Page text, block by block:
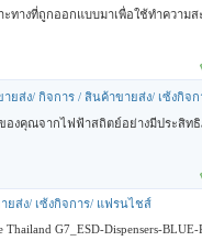
ทางที่ถูกออกแบบมาเพื่อใช้ทำความส
ายส่ง/ กิจการ / สินค้าขายส่ง/ เซ้งกิจ
งคุณจากไฟฟ้าสถิตย์อย่างมีประสิทธิภ
ยส่ง/ เซ้งกิจการ/ แฟรนไชส์
G7_ESD-Dispensers-BLUE-